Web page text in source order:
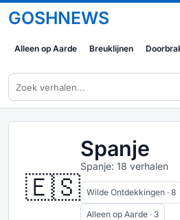
GOSHNEWS
Alleen op Aarde Breuklijnen
🇪🇸
Spanje
Spanje: 18 verhalen
Wilde Ontdekkingen · 8
Alleen op Aarde · 3